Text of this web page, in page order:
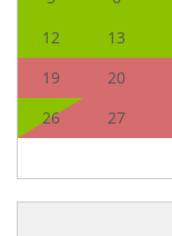
12
13
19
20
26
27